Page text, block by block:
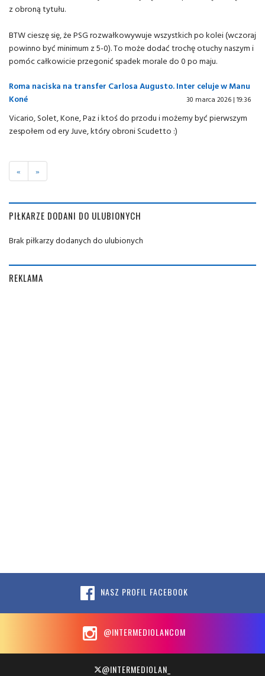
z obroną tytułu.
BTW cieszę się, że PSG rozwałkowywuje wszystkich po kolei (wczoraj
powinno być minimum z 5-0). To może dodać trochę otuchy naszym i
pomóc całkowicie przegonić spadek morale do 0 po maju.
Roma naciska na transfer Carlosa Augusto. Inter celuje w Manu
Koné
30 marca 2026 | 19:36
Vicario, Solet, Kone, Paz i ktoś do przodu i możemy być pierwszym
zespołem od ery Juve, który obroni Scudetto :)
« »
PIŁKARZE DODANI DO ULUBIONYCH
Brak piłkarzy dodanych do ulubionych
REKLAMA
NASZ PROFIL FACEBOOK
@INTERMEDIOLANCOM
@INTERMEDIOLAN_